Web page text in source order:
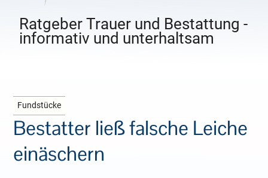
Ratgeber Trauer und Bestattung -
informativ und unterhaltsam
Fundstücke
Bestatter ließ falsche Leiche
einäschern